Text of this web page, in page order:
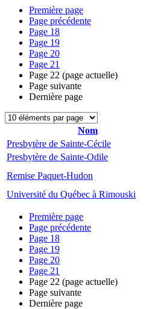
Première page
Page précédente
Page 18
Page 19
Page 20
Page 21
Page 22 (page actuelle)
Page suivante
Dernière page
Nom
Presbytère de Sainte-Cécile
Presbytère de Sainte-Odile
Remise Paquet-Hudon
Université du Québec à Rimouski
Première page
Page précédente
Page 18
Page 19
Page 20
Page 21
Page 22 (page actuelle)
Page suivante
Dernière page